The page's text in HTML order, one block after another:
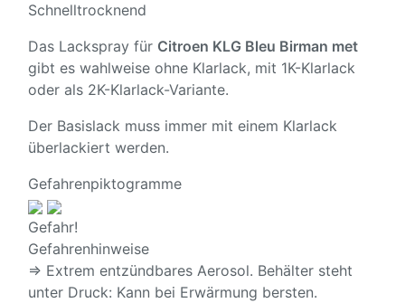
Schnelltrocknend
Das Lackspray für Citroen KLG Bleu Birman met
gibt es wahlweise ohne Klarlack, mit 1K-Klarlack
oder als 2K-Klarlack-Variante.
Der Basislack muss immer mit einem Klarlack
überlackiert werden.
Gefahrenpiktogramme
Gefahr!
Gefahrenhinweise
⇒ Extrem entzündbares Aerosol. Behälter steht
unter Druck: Kann bei Erwärmung bersten.